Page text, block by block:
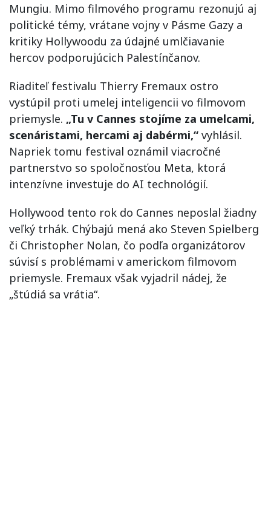
Mungiu. Mimo filmového programu rezonujú aj
politické témy, vrátane vojny v Pásme Gazy a
kritiky Hollywoodu za údajné umlčiavanie
hercov podporujúcich Palestínčanov.
Riaditeľ festivalu Thierry Fremaux ostro
vystúpil proti umelej inteligencii vo filmovom
priemysle. „Tu v Cannes stojíme za umelcami,
scenáristami, hercami aj dabérmi,“ vyhlásil.
Napriek tomu festival oznámil viacročné
partnerstvo so spoločnosťou Meta, ktorá
intenzívne investuje do AI technológií.
Hollywood tento rok do Cannes neposlal žiadny
veľký trhák. Chýbajú mená ako Steven Spielberg
či Christopher Nolan, čo podľa organizátorov
súvisí s problémami v americkom filmovom
priemysle. Fremaux však vyjadril nádej, že
„štúdiá sa vrátia“.